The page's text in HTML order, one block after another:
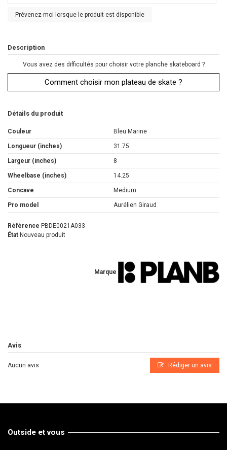
Prévenez-moi lorsque le produit est disponible
Description
Vous avez des difficultés pour choisir votre planche skateboard ?
Comment choisir mon plateau de skate ?
Détails du produit
Couleur Bleu Marine
Longueur (inches) 31.75
Largeur (inches) 8
Wheelbase (inches) 14.25
Concave Medium
Pro model Aurélien Giraud
Marque
Référence PBDE0021A033
État Nouveau produit
Avis
Aucun avis Rédiger un avis
Outside et vous